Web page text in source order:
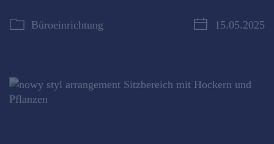
Büroeinrichtung 15.05.2025